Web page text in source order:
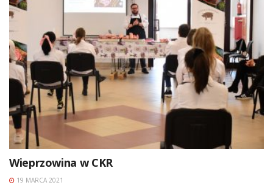
Wieprzowina w CKR
19 MARCA 2021